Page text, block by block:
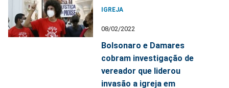
IGREJA
08/02/2022
Bolsonaro e Damares
cobram investigação de
vereador que liderou
invasão a igreja em